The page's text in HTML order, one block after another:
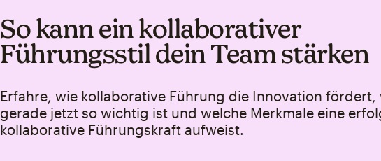
So kann ein kollaborativer
Führungsstil dein Team stärken
Erfahre, wie kollaborative Führung die Innovation fördert,
gerade jetzt so wichtig ist und welche Merkmale eine
kollaborative Führungskraft aufweist.